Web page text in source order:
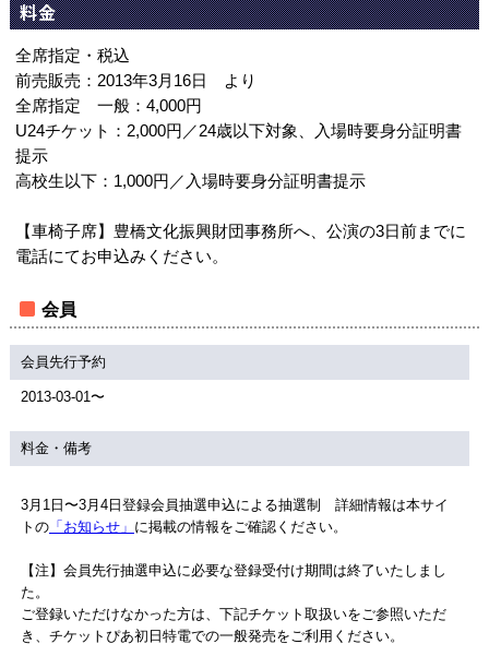
料金
全席指定・税込
前売販売：2013年3月16日 より
全席指定 一般：4,000円
U24チケット：2,000円／24歳以下対象、入場時要身分証明書
提示
高校生以下：1,000円／入場時要身分証明書提示
【車椅子席】豊橋文化振興財団事務所へ、公演の3日前までに
電話にてお申込みください。
会員
会員先行予約
2013-03-01〜
料金・備考
3月1日〜3月4日登録会員抽選申込による抽選制 詳細情報は本サイ
トの「お知らせ」 に掲載の情報をご確認ください。
【注】会員先行抽選申込に必要な登録受付け期間は終了いたしまし
た。
ご登録いただけなかった方は、下記チケット取扱いをご参照いただ
き、チケットぴあ初日特電での一般発売をご利用ください。